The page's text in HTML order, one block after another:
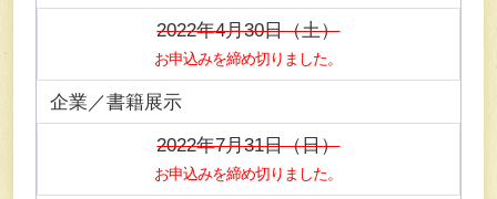
2022年4月30日（土）
お申込みを締め切りました。
企業／書籍展示
2022年7月31日（日）
お申込みを締め切りました。